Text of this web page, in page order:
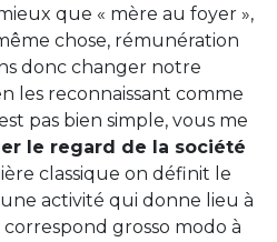
que « mère au foyer »,
chose, rémunération
donc changer notre
les reconnaissant comme
pas bien simple, vous me
le regard de la société
classique on définit le
activité qui donne lieu à
grosso modo à